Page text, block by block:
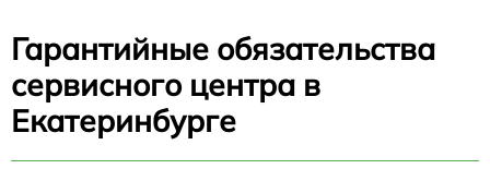
Гарантийные обязательства
сервисного центра в
Екатеринбурге